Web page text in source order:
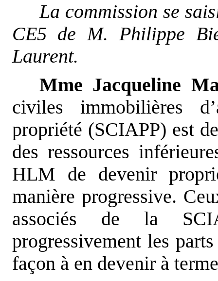
La commission se
CE5 de M. Philippe
Laurent.
Mme Jacqueline
civiles immobilières
propriété (SCIAPP) est
des ressources
HLM de devenir
manière progressive.
associés de la
progressivement les
façon à en devenir à